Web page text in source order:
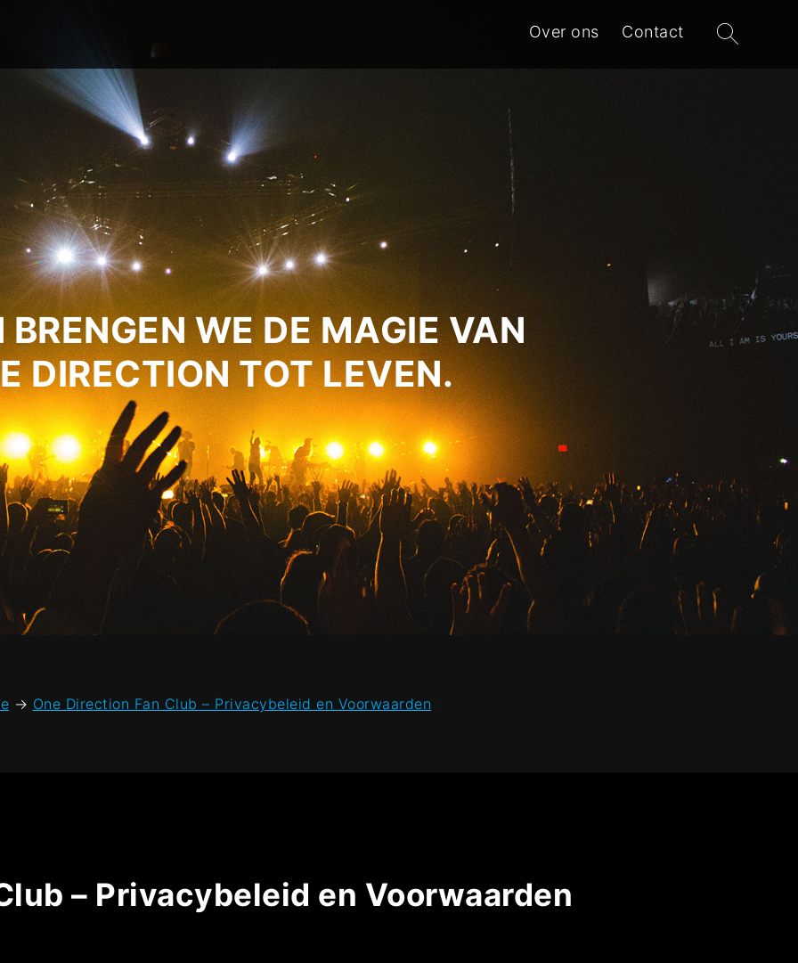
Over ons Contact
Zoeken
naar:
WE DE MAGIE VAN
DIRECTION TOT LEVEN.
→ One Direction Fan Club – Privacybeleid en Voorwaarden
– Privacybeleid en Voorwaarden